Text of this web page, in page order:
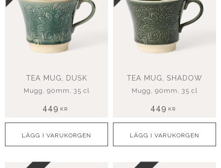
TEA MUG, DUSK
Mugg, 90mm, 35 cl
449 KR
TEA MUG, SHADOW
Mugg, 90mm, 35 cl
449 KR